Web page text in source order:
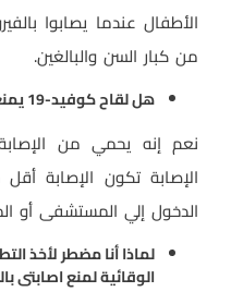
الأطفال عندما يصابوا
من كبار السن والبالغين.
هل لقاح كوفيد-19 يمنع الإصابة بكوفيد-19؟
الإصابة تكون الإصابة
الدخول إلي المستشفى أو
لماذا أنا مضطر لأخذ
الوقائية لمنع اصابتى